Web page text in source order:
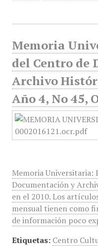
Memoria
del Centro de
Archivo
Año 4, No 45,
Memoria Universitaria:
Documentación y
en el 2010. Los
mensual tienen como
de información poco
Etiquetas: Centro